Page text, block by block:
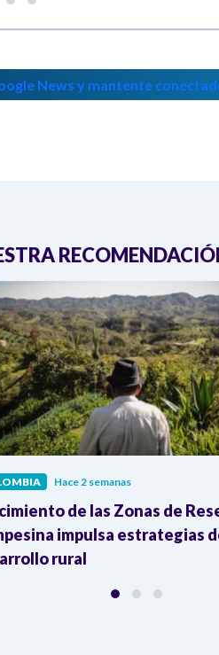
News y mantente
Hace 2 semanas
de las Zonas de
impulsa estrategias
rural